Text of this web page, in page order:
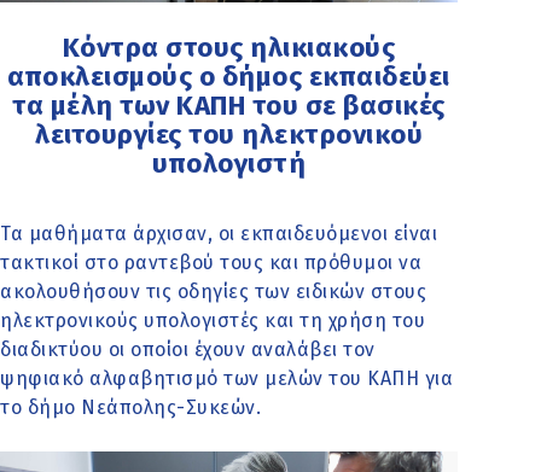
Κόντρα στους ηλικιακούς
αποκλεισμούς ο δήμος εκπαιδεύει
τα μέλη των ΚΑΠΗ του σε βασικές
λειτουργίες του ηλεκτρονικού
υπολογιστή
Τα μαθήματα άρχισαν, οι εκπαιδευόμενοι είναι
τακτικοί στο ραντεβού τους και πρόθυμοι να
ακολουθήσουν τις οδηγίες των ειδικών στους
ηλεκτρονικούς υπολογιστές και τη χρήση του
διαδικτύου οι οποίοι έχουν αναλάβει τον
ψηφιακό αλφαβητισμό των μελών του ΚΑΠΗ για
το δήμο Νεάπολης-Συκεών.